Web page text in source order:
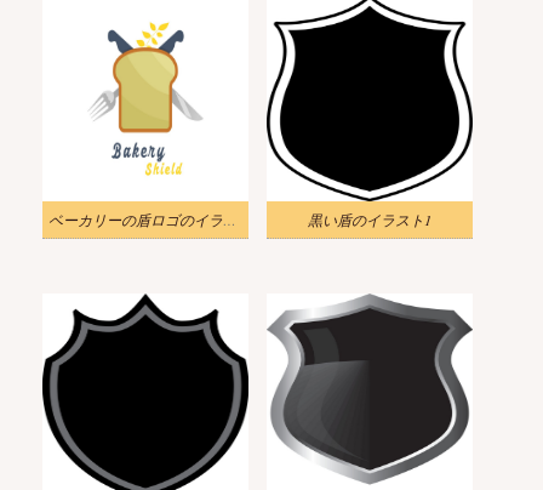
ベーカリーの盾ロゴのイラスト 黒い盾のイラスト1